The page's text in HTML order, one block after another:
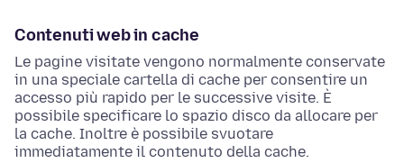
Contenuti web in cache
Le pagine visitate vengono normalmente conservate
in una speciale cartella di cache per consentire un
accesso più rapido per le successive visite. È
possibile specificare lo spazio disco da allocare per
la cache. Inoltre è possibile svuotare
immediatamente il contenuto della cache.